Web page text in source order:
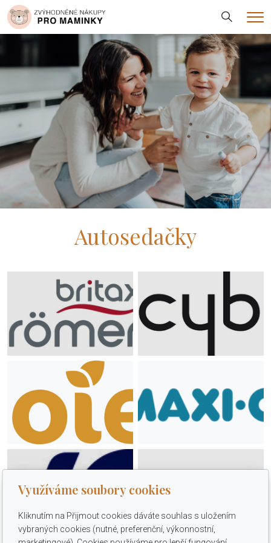
Hledání
Autosedačky
Využíváme soubory cookies
Kliknutím na Přijmout cookies dáváte souhlas s uložením
vybraných cookies (nutné, preferenční, výkonnostní,